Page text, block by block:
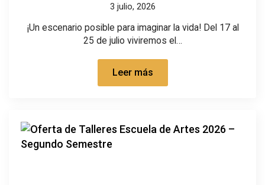
3 julio, 2026
¡Un escenario posible para imaginar la vida! Del 17 al
25 de julio viviremos el…
Leer más